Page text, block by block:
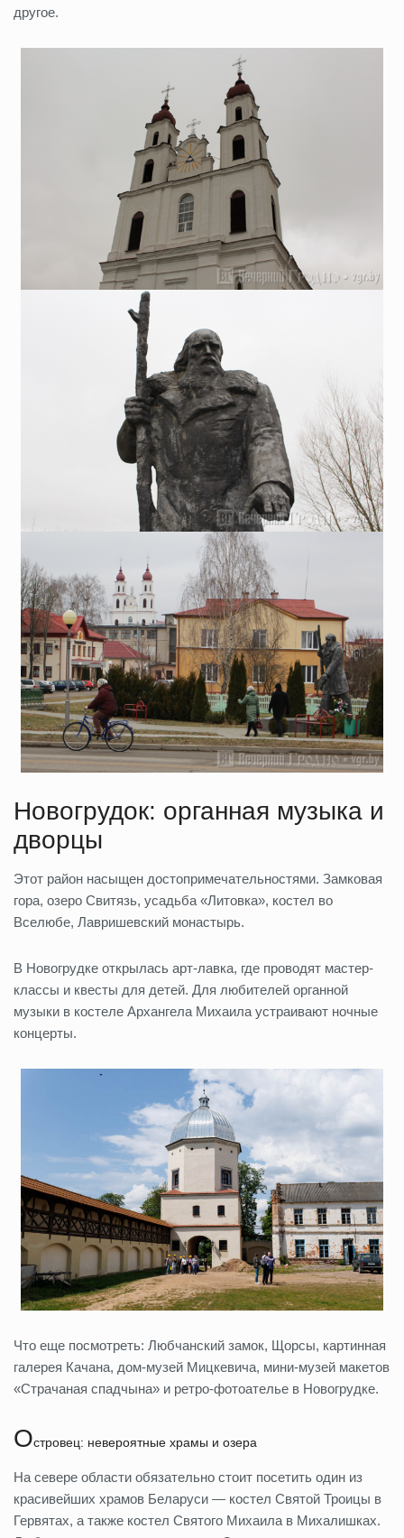
другое.
Новогрудок: органная музыка и
дворцы
Этот район насыщен достопримечательностями. Замковая
гора, озеро Свитязь, усадьба «Литовка», костел во
Вселюбе, Лавришевский монастырь.
В Новогрудке открылась арт-лавка, где проводят мастер-
классы и квесты для детей. Для любителей органной
музыки в костеле Архангела Михаила устраивают ночные
концерты.
Что еще посмотреть: Любчанский замок, Щорсы, картинная
галерея Качана, дом-музей Мицкевича, мини-музей макетов
«Страчаная спадчына» и ретро-фотоателье в Новогрудке.
Островец: невероятные храмы и озера
На севере области обязательно стоит посетить один из
красивейших храмов Беларуси — костел Святой Троицы в
Гервятах, а также костел Святого Михаила в Михалишках.